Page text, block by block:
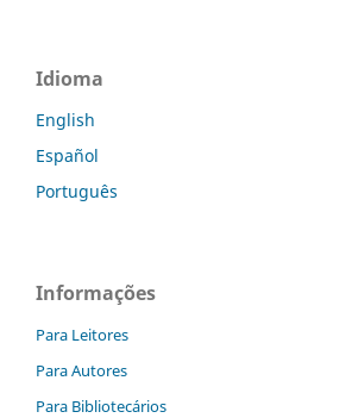
Idioma
English
Español
Português
Informações
Para Leitores
Para Autores
Para Bibliotecários